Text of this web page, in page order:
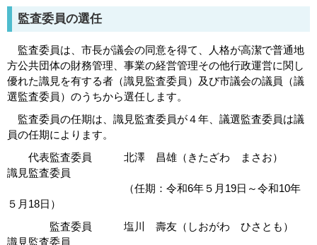
監査委員の選任
監査委員は、市長が議会の同意を得て、人格が高潔で普通地
方公共団体の財務管理、事業の経営管理その他行政運営に関し
優れた識見を有する者（識見監査委員）及び市議会の議員（議
選監査委員）のうちから選任します。
監査委員の任期は、識見監査委員が４年、議選監査委員は議
員の任期によります。
代表監査委員 北澤 昌雄（きたざわ まさお）
識見監査委員
（任期：令和6年５月19日～令和10年
５月18日）
監査委員 塩川 壽友（しおがわ ひさとも）
識見監査委員